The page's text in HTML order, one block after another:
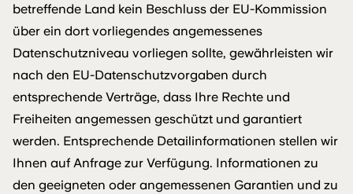
betreffende Land kein Beschluss der EU-Kommission
über ein dort vorliegendes angemessenes
Datenschutzniveau vorliegen sollte, gewährleisten wir
nach den EU-Datenschutzvorgaben durch
entsprechende Verträge, dass Ihre Rechte und
Freiheiten angemessen geschützt und garantiert
werden. Entsprechende Detailinformationen stellen wir
Ihnen auf Anfrage zur Verfügung. Informationen zu
den geeigneten oder angemessenen Garantien und zu